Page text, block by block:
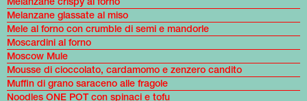
Melanzane glassate al miso
Mele al forno con crumble di semi e mandorle
Moscardini al forno
Moscow Mule
Mousse di cioccolato, cardamomo e zenzero candito
Muffin di grano saraceno alle fragole
Noodles ONE POT con spinaci e tofu